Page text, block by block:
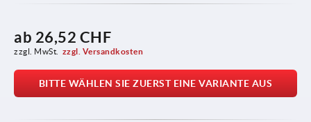
ab 26,52 CHF
zzgl. MwSt. zzgl. Versandkosten
BITTE WÄHLEN SIE ZUERST EINE VARIANTE AUS